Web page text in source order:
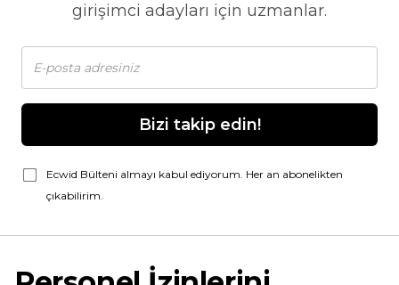
girişimci adayları için uzmanlar.
Bizi takip edin!
Ecwid Bülteni almayı kabul ediyorum. Her an abonelikten
çıkabilirim.